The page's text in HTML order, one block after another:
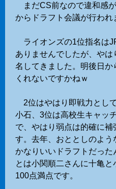
まだCS前なので違和感
からドラフト会議が行われ
ライオンズの1位指名は
ありませんでしたが、や
名してきました。明後日
くれないですかねｗ
2位はやはり即戦力とし
小石、3位は高校生キャッ
で、やはり弱点は的確に補
す。去年、おととしのよう
かなりいいドラフトだっ
とは小関順二さんに十亀
100点満点です。